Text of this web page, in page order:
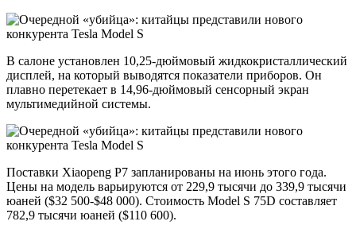
В салоне установлен 10,25-дюймовый жидкокристаллический
дисплей, на который выводятся показатели приборов. Он
плавно перетекает в 14,96-дюймовый сенсорный экран
мультимедийной системы.
Поставки Xiaopeng P7 запланированы на июнь этого года.
Цены на модель варьируются от 229,9 тысячи до 339,9 тысячи
юаней ($32 500-$48 000). Стоимость Model S 75D составляет
782,9 тысячи юаней ($110 600).